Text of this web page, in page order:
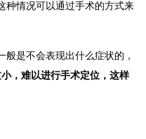
情况可以通过手术的方式来
是不会表现出什么症状的，
，难以进行手术定位，这样